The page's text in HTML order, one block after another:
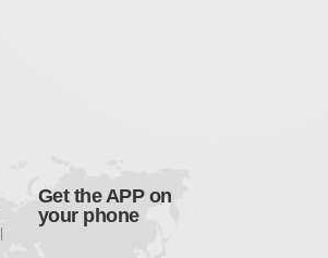
Get the APP on
your phone